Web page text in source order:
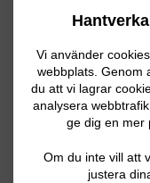
Vi använder
webbplats. Genom
du att vi lagrar
analysera
ge dig en mer
Om du inte vill att
justera
Buskarna
Norrköping
Behöver